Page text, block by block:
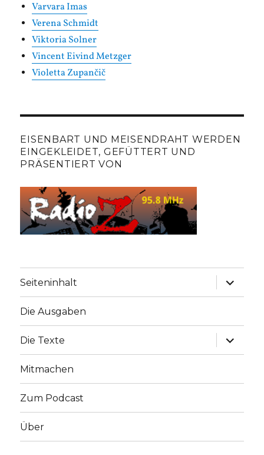
Varvara Imas
Verena Schmidt
Viktoria Solner
Vincent Eivind Metzger
Violetta Zupančič
EISENBART UND MEISENDRAHT WERDEN
EINGEKLEIDET, GEFÜTTERT UND
PRÄSENTIERT VON
Seiteninhalt
Die Ausgaben
Die Texte
Mitmachen
Zum Podcast
Über